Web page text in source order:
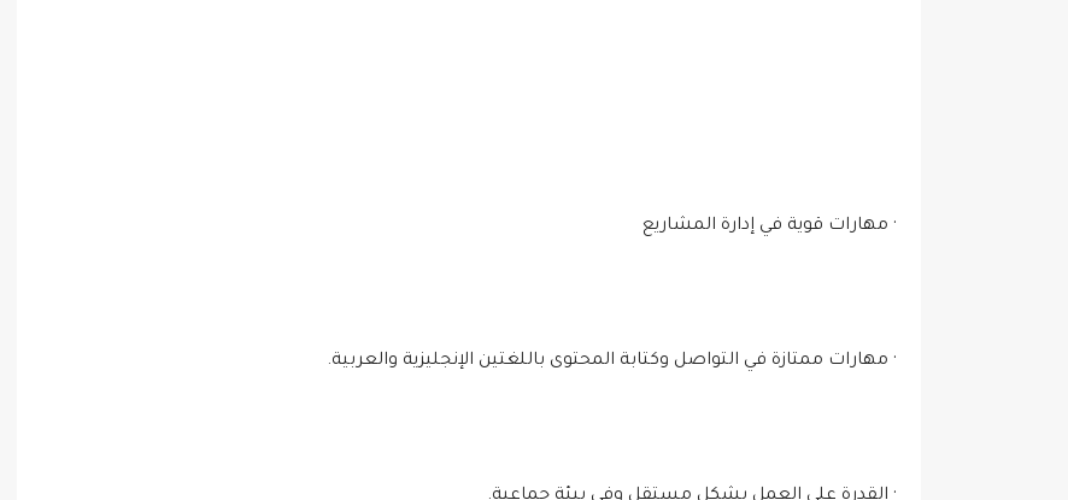
· مهارات قوية في إدارة المشاريع
· مهارات ممتازة في التواصل وكتابة المحتوى باللغتين الإنجليزية والعربية.